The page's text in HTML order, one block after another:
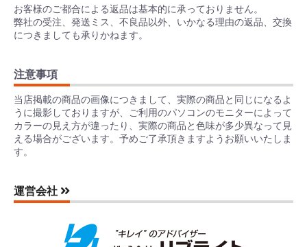
お客様のご都合による返品は基本的に承っておりません。
弊社の受注、発送ミス、不良品以外、いかなる理由の返品、交換
につきましても承りかねます。
注意事項
当店掲載の商品の画像につきまして、実際の商品と同じになるよ
うに撮影しておりますが、ご利用のパソコンのモニターによって
カラーの見え方が違ったり、実際の商品と色味が多少異なって見
える場合がございます。予めご了承頂きますようお願いいたしま
す。
運営会社